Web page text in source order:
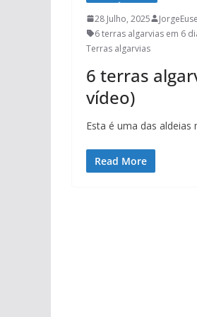
28 Julho, 2025
6 terras algarvias em 6
Terras algarvias
6 terras
vídeo)
Esta é uma das aldeias
Read More